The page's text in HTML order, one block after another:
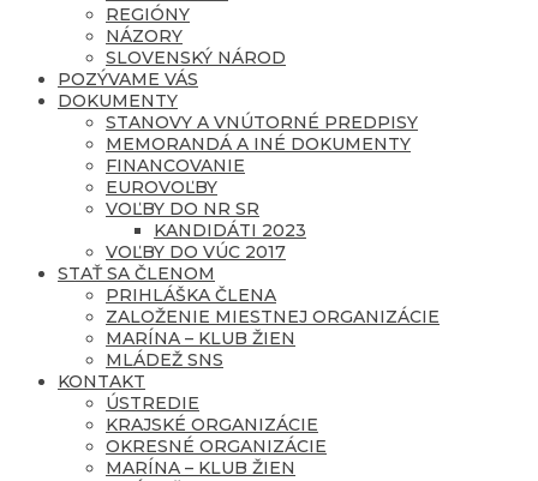
REGIÓNY
NÁZORY
SLOVENSKÝ NÁROD
POZÝVAME VÁS
DOKUMENTY
STANOVY A VNÚTORNÉ PREDPISY
MEMORANDÁ A INÉ DOKUMENTY
FINANCOVANIE
EUROVOĽBY
VOĽBY DO NR SR
KANDIDÁTI 2023
VOĽBY DO VÚC 2017
STAŤ SA ČLENOM
PRIHLÁŠKA ČLENA
ZALOŽENIE MIESTNEJ ORGANIZÁCIE
MARÍNA – KLUB ŽIEN
MLÁDEŽ SNS
KONTAKT
ÚSTREDIE
KRAJSKÉ ORGANIZÁCIE
OKRESNÉ ORGANIZÁCIE
MARÍNA – KLUB ŽIEN